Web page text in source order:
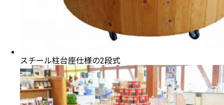
スチール柱台座仕様の2段式